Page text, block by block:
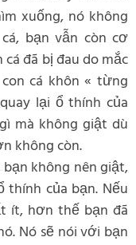
xuống, nó không
bạn vẫn còn cơ
đã bị đau do mắc
cá khôn « từng
lại ổ thính của
mà không giật dù
không còn.
không nên giật,
thính của bạn. Nếu
ít, hơn thế bạn đã
Nó sẽ nói với bạn